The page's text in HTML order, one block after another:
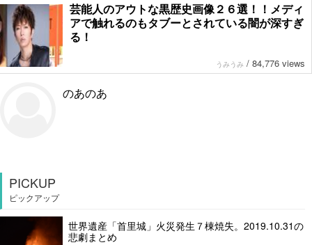
芸能人のアウトな黒歴史画像２６選！！メディ
アで触れるのもタブーとされている闇が深すぎ
る！
うみうみ / 84,776 views
のあのあ
PICKUP
ピックアップ
世界遺産「首里城」火災発生７棟焼失。2019.10.31の
悲劇まとめ